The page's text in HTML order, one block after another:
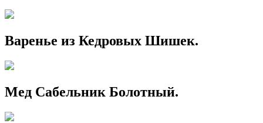
Варенье из Кедровых Шишек.
Мед Сабельник Болотный.